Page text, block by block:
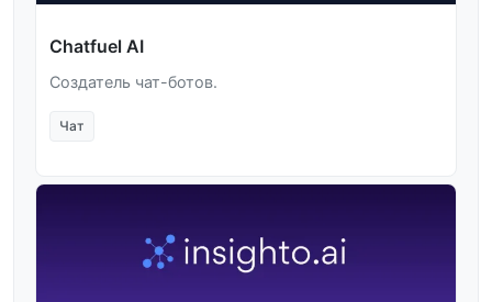
Chatfuel AI
Создатель чат-ботов.
Чат